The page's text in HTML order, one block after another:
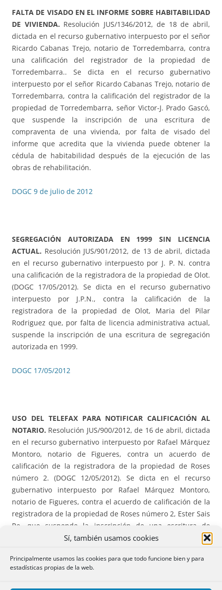
Sí, también usamos cookies
Principalmente usamos las cookies para que todo funcione bien y para
estadísticas propias de la web.
FALTA DE VISADO EN EL INFORME SOBRE HABITABILIDAD
DE VIVIENDA. Resolución JUS/1346/2012, de 18 de abril,
dictada en el recurso gubernativo interpuesto por el señor
Ricardo Cabanas Trejo, notario de Torredembarra, contra
una calificación del registrador de la propiedad de
Torredembarra.. Se dicta en el recurso gubernativo
interpuesto por el señor Ricardo Cabanas Trejo, notario de
Torredembarra, contra la calificación del registrador de la
propiedad de Torredembarra, señor Victor-J. Prado Gascó,
que suspende la inscripción de una escritura de
compraventa de una vivienda, por falta de visado del
informe que acredita que la vivienda puede obtener la
cédula de habitabilidad después de la ejecución de las
obras de rehabilitación.
DOGC 9 de julio de 2012
SEGREGACIÓN AUTORIZADA EN 1999 SIN LICENCIA
ACTUAL. Resolución JUS/901/2012, de 13 de abril, dictada
en el recurso gubernativo interpuesto por J. P. N. contra
una calificación de la registradora de la propiedad de Olot.
(DOGC 17/05/2012). Se dicta en el recurso gubernativo
interpuesto por J.P.N., contra la calificación de la
registradora de la propiedad de Olot, Maria del Pilar
Rodriguez que, por falta de licencia administrativa actual,
suspende la inscripción de una escritura de segregación
autorizada en 1999.
DOGC 17/05/2012
USO DEL TELEFAX PARA NOTIFICAR CALIFICACIÓN AL
NOTARIO. Resolución JUS/900/2012, de 16 de abril, dictada
en el recurso gubernativo interpuesto por Rafael Márquez
Montoro, notario de Figueres, contra un acuerdo de
calificación de la registradora de la propiedad de Roses
número 2. (DOGC 12/05/2012). Se dicta en el recurso
gubernativo interpuesto por Rafael Márquez Montoro,
notario de Figueres, contra el acuerdo de calificación de la
registradora de la propiedad de Roses número 2, Ester Sais
Re, que suspende la inscripción de una escritura de
DOGC 12/05/2012